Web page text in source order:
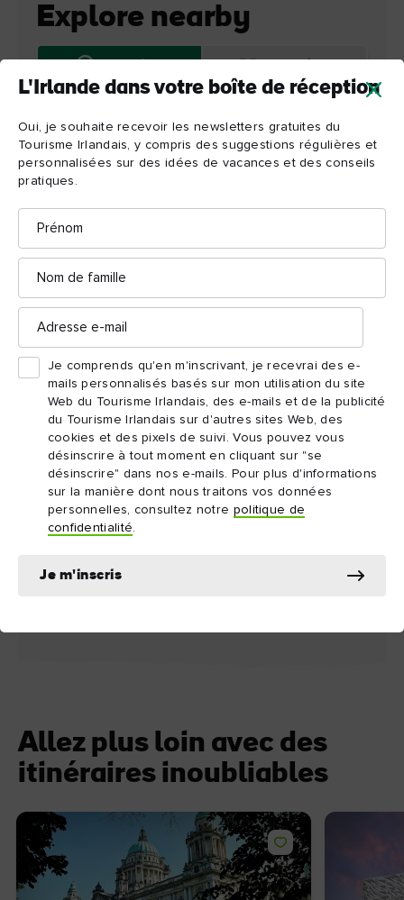
L'Irlande dans votre boîte de réception
Oui, je souhaite recevoir les newsletters gratuites du
Tourisme Irlandais, y compris des suggestions régulières et
personnalisées sur des idées de vacances et des conseils
pratiques.
Prénom
Nom
Adresse
Je comprends qu'en m'inscrivant, je recevrai des e-
mails personnalisés basés sur mon utilisation du site
Web du Tourisme Irlandais, des e-mails et de la publicité
du Tourisme Irlandais sur d'autres sites Web, des
cookies et des pixels de suivi. Vous pouvez vous
désinscrire à tout moment en cliquant sur "se
désinscrire" dans nos e-mails. Pour plus d'informations
sur la manière dont nous traitons vos données
personnelles, consultez notre politique de
confidentialité.
Je m'inscris
Explore nearby
ATTRACTION
Botanic
Gardens
Allez plus loin avec des
itinéraires inoubliables